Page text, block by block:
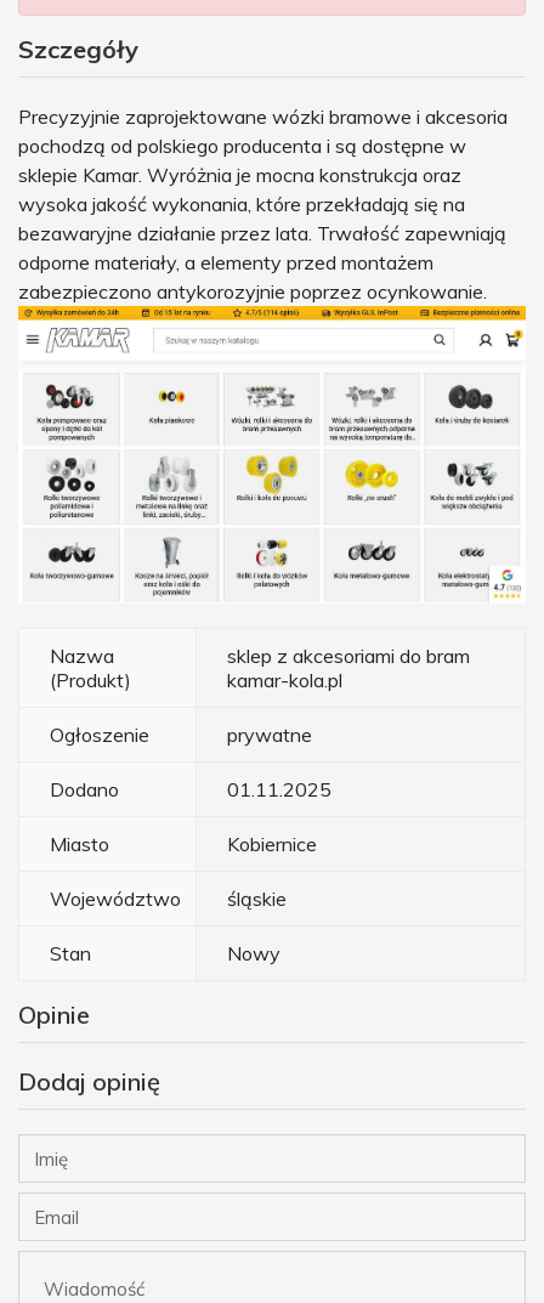
Szczegóły
Precyzyjnie zaprojektowane wózki bramowe i akcesoria
pochodzą od polskiego producenta i są dostępne w
sklepie Kamar. Wyróżnia je mocna konstrukcja oraz
wysoka jakość wykonania, które przekładają się na
bezawaryjne działanie przez lata. Trwałość zapewniają
odporne materiały, a elementy przed montażem
zabezpieczono antykorozyjnie poprzez ocynkowanie.
Nazwa
(Produkt)
sklep z akcesoriami do bram
kamar-kola.pl
Ogłoszenie prywatne
Dodano 01.11.2025
Miasto Kobiernice
Województwo śląskie
Stan Nowy
Opinie
Dodaj opinię